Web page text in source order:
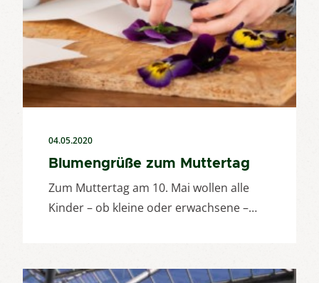
04.05.2020
Blumengrüße zum Muttertag
Zum Muttertag am 10. Mai wollen alle
Kinder – ob kleine oder erwachsene –…